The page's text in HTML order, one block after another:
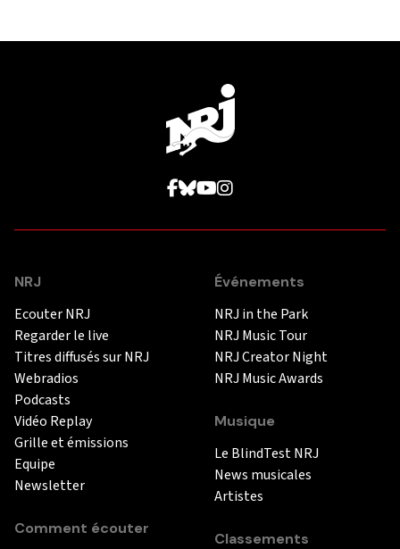
NRJ
Ecouter NRJ
Regarder le live
Titres diffusés sur NRJ
Webradios
Podcasts
Vidéo Replay
Grille et émissions
Equipe
Newsletter
Comment écouter
Événements
NRJ in the Park
NRJ Music Tour
NRJ Creator Night
NRJ Music Awards
Musique
Le BlindTest NRJ
News musicales
Artistes
Classements